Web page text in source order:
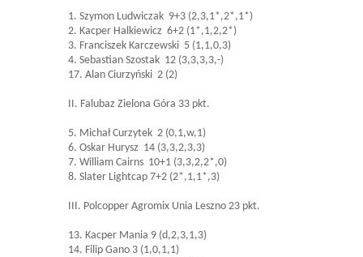
1. Szymon Ludwiczak 9+3 (2,3,1*,2*,1*)
2. Kacper Halkiewicz 6+2 (1*,1,2,2*)
3. Franciszek Karczewski 5 (1,1,0,3)
4. Sebastian Szostak 12 (3,3,3,3,-)
17. Alan Ciurzyński 2 (2)
II. Falubaz Zielona Góra 33 pkt.
5. Michał Curzytek 2 (0,1,w,1)
6. Oskar Hurysz 14 (3,3,2,3,3)
7. William Cairns 10+1 (3,3,2,2*,0)
8. Slater Lightcap 7+2 (2*,1,1*,3)
III. Polcopper Agromix Unia Leszno 23 pkt.
13. Kacper Mania 9 (d,2,3,1,3)
14. Filip Gano 3 (1,0,1,1)